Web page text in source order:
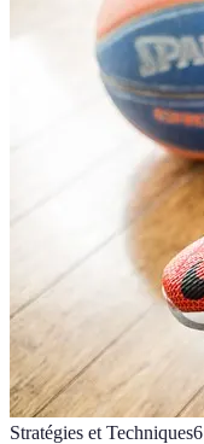
Stratégies et Techniques6